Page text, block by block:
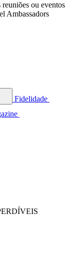
reuniões ou eventos
Ambassadors
Fidelidade